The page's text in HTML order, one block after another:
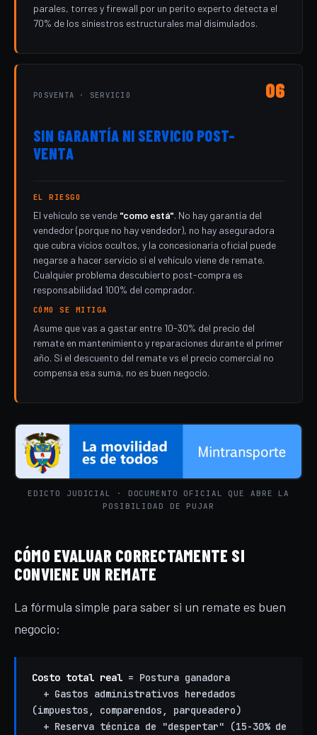
parales, torres y firewall por un perito experto detecta el
70% de los siniestros estructurales mal disimulados.
POSVENTA · SERVICIO
SIN GARANTÍA NI SERVICIO POST-
VENTA
06
EL RIESGO
El vehículo se vende "como está". No hay garantía del
vendedor (porque no hay vendedor), no hay aseguradora
que cubra vicios ocultos, y la concesionaria oficial puede
negarse a hacer servicio si el vehículo viene de remate.
Cualquier problema descubierto post-compra es
responsabilidad 100% del comprador.
CÓMO SE MITIGA
Asume que vas a gastar entre 10-30% del precio del
remate en mantenimiento y reparaciones durante el primer
año. Si el descuento del remate vs el precio comercial no
compensa esa suma, no es buen negocio.
EDICTO JUDICIAL · DOCUMENTO OFICIAL QUE ABRE LA
POSIBILIDAD DE PUJAR
CÓMO EVALUAR CORRECTAMENTE SI
CONVIENE UN REMATE
La fórmula simple para saber si un remate es buen
negocio:
Costo total real = Postura ganadora
+ Gastos administrativos heredados
(impuestos, comparendos, parqueadero)
+ Reserva técnica de "despertar" (15-30% de